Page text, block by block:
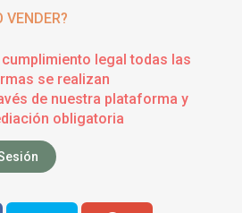
VENDER?
legal todas las
se realizan
de nuestra plataforma y
obligatoria